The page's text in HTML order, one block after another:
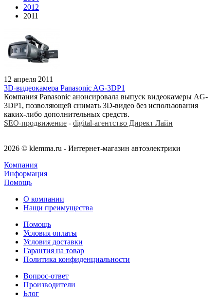
2012
2011
12 апреля 2011
3D-видеокамера Panasonic AG-3DP1
Компания Panasonic анонсировала выпуск видеокамеры AG-
3DP1, позволяющей снимать 3D-видео без использования
каких-либо дополнительных средств.
SEO-продвижение - digital-агентство Директ Лайн
2026 © klemma.ru - Интернет-магазин автоэлектрики
Компания
Информация
Помощь
О компании
Нащи преимущества
Помощь
Условия оплаты
Условия доставки
Гарантия на товар
Политика конфиденциальности
Вопрос-ответ
Производители
Блог